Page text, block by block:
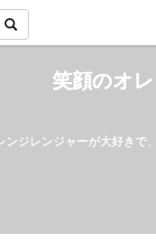
笑顔のオ
ジレンジャーが大好きで